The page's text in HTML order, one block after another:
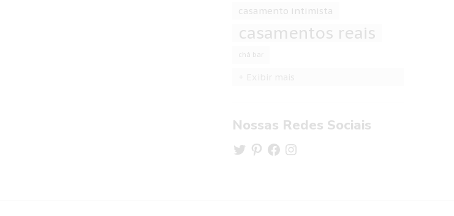
casamento intimista
casamentos reais
chá bar
Nossas Redes Sociais